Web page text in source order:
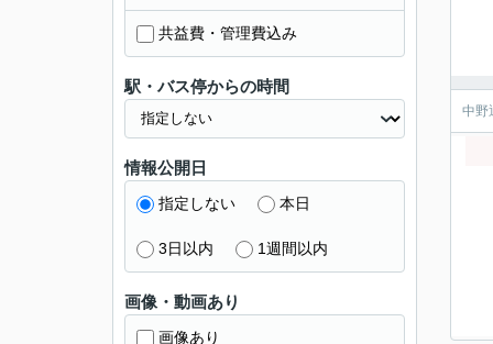
中野
共益費・管理費込み
駅・バス停からの時間
情報公開日
指定しない 本日
3日以内 1週間以内
画像・動画あり
画像あり